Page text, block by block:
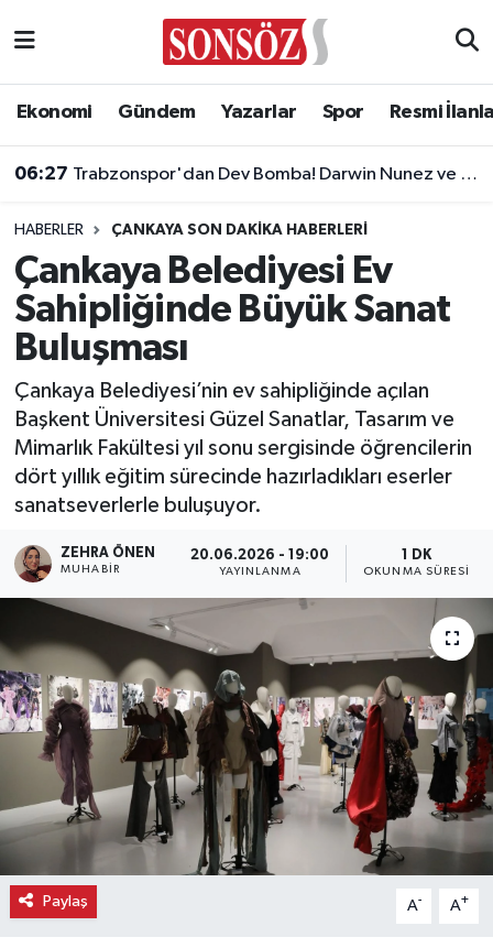
Ekonomi Gündem Yazarlar Spor Resmi
06:27 Trabzonspor'dan Dev Bomba! Darwin Nunez ve Leandro Paredes Hamlesi!
HABERLER ÇANKAYA SON DAKIKA HABERLERI
Çankaya Belediyesi Ev
Sahipliğinde Büyük Sanat
Buluşması
Çankaya Belediyesi’nin ev sahipliğinde açılan
Başkent Üniversitesi Güzel Sanatlar, Tasarım ve
Mimarlık Fakültesi yıl sonu sergisinde öğrencilerin
dört yıllık eğitim sürecinde hazırladıkları eserler
sanatseverlerle buluşuyor.
ZEHRA ÖNEN
MUHABIR
20.06.2026 - 19:00
YAYINLANMA
1 DK
OKUNMA SÜRESI
Paylaş A- A+
Asayiş
Biyografi
Çevre
Diğer
Dünya
Eğitim
Emlak
Gündem
Gurme
Haber
Ankara Nöbetçi Eczaneler
Ankara Trafik Yoğunluk Haritası
Süper Lig Puan Durumu ve Fikstür
Tüm Manşetler
Son Dakika Haberleri
Haber Arşivi